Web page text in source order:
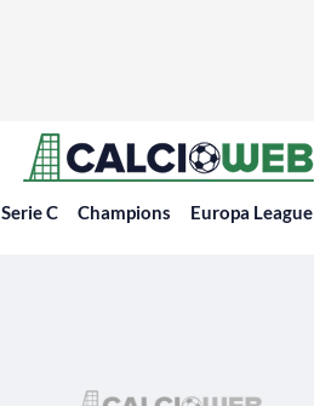
Serie C Champions Europa League